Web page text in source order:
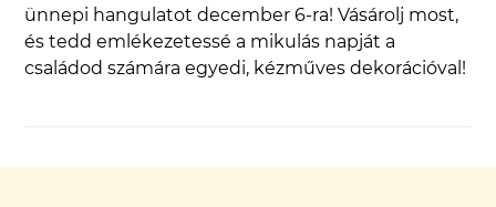
ünnepi hangulatot december 6-ra! Vásárolj most,
és tedd emlékezetessé a mikulás napját a
családod számára egyedi, kézműves dekorációval!